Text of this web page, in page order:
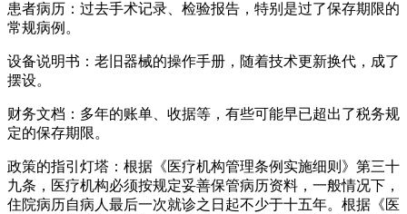
患者病历：过去手术记录、检验报告，特别是过了保存期限的
常规病例。
设备说明书：老旧器械的操作手册，随着技术更新换代，成了
摆设。
财务文档：多年的账单、收据等，有些可能早已超出了税务规
定的保存期限。
政策的指引灯塔：根据《医疗机构管理条例实施细则》第三十
九条，医疗机构必须按规定妥善保管病历资料，一般情况下，
住院病历自病人最后一次就诊之日起不少于十五年。根据《医